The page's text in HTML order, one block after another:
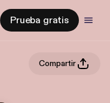
Prueba gratis
Compartir